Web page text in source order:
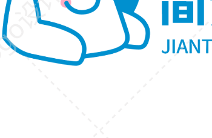
一键logo设计